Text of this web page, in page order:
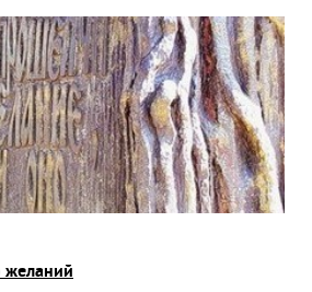
желаний